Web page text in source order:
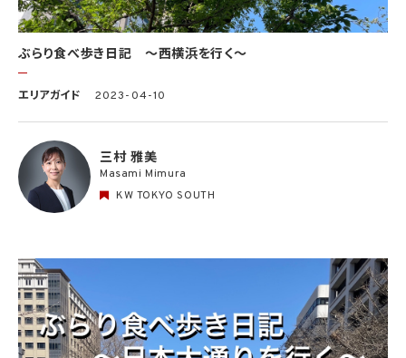
ぶらり食べ歩き日記 〜西横浜を行く〜
エリアガイド 2023-04-10
三村 雅美
Masami Mimura
KW TOKYO SOUTH